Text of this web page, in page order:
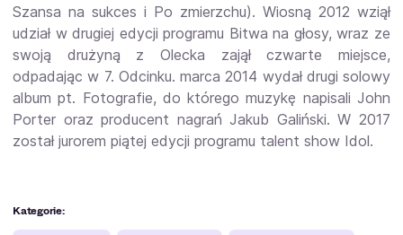
Szansa na sukces i Po zmierzchu). Wiosną 2012 wziął
udział w drugiej edycji programu Bitwa na głosy, wraz ze
swoją drużyną z Olecka zajął czwarte miejsce,
odpadając w 7. Odcinku. marca 2014 wydał drugi solowy
album pt. Fotografie, do którego muzykę napisali John
Porter oraz producent nagrań Jakub Galiński. W 2017
został jurorem piątej edycji programu talent show Idol.
Kategorie: